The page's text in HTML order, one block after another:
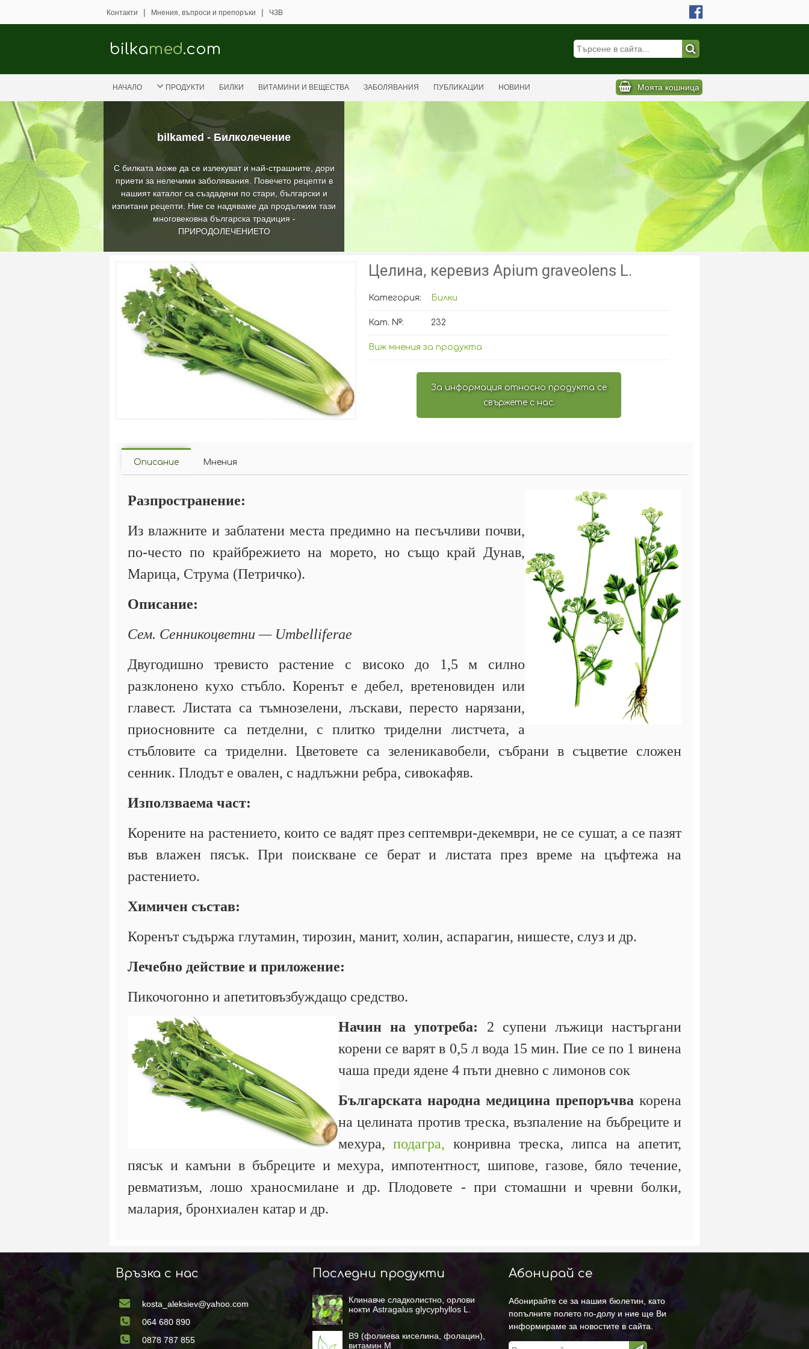
bilkamed - Билколечение
С билката може да се излекуват и най-страшните, дори
приети за нелечими заболявания. Повечето рецепти в
нашият каталог са създадени по стари, български и
изпитани рецепти. Ние се надяваме да продължим тази
многовековна българска традиция -
ПРИРОДОЛЕЧЕНИЕТО
Контакти | Мнения, въпроси и препоръки | ЧЗВ
bilkamed.com
НАЧАЛО ПРОДУКТИ БИЛКИ ВИТАМИНИ И ВЕЩЕСТВА ЗАБОЛЯВАНИЯ ПУБЛИКАЦИИ НОВИНИ Моята кошница
Целина, керевиз Apium graveolens L.
Категория: Билки
Кат. №: 232
Виж мнения за продукта
За информация относно продукта се
свържете с нас.
Описание Мнения
Разпространение:
Из влажните и заблатени места предимно на песъчливи почви,
по-често по крайбрежието на морето, но също край Дунав,
Марица, Струма (Петричко).
Описание:
Сем. Сенникоцветни — Umbelliferae
Двугодишно тревисто растение с високо до 1,5 м силно
разклонено кухо стъбло. Коренът е дебел, вретеновиден или
главест. Листата са тъмнозелени, лъскави, пересто нарязани,
приосновните са петделни, с плитко триделни листчета, а
стъбловите са триделни. Цветовете са зеленикавобели, събрани в съцветие сложен
сенник. Плодът е овален, с надлъжни ребра, сивокафяв.
Използваема част:
Корените на растението, които се вадят през септември-декември, не се сушат, а се пазят
във влажен пясък. При поискване се берат и листата през време на цъфтежа на
растението.
Химичен състав:
Коренът съдържа глутамин, тирозин, манит, холин, аспарагин, нишесте, слуз и др.
Лечебно действие и приложение:
Пикочогонно и апетитовъзбуждащо средство.
Начин на употреба: 2 супени лъжици настъргани
корени се варят в 0,5 л вода 15 мин. Пие се по 1 винена
чаша преди ядене 4 пъти дневно с лимонов сок
Българската народна медицина препоръчва корена
на целината против треска, възпаление на бъбреците и
мехура,подагра, конривна треска, липса на апетит,
пясък и камъни в бъбреците и мехура, импотентност, шипове, газове, бяло течение,
ревматизъм, лошо храносмилане и др. Плодовете - при стомашни и чревни болки,
малария, бронхиален катар и др.
Връзка с нас
kosta_aleksiev@yahoo.com
064 680 890
0878 787 855
Последни продукти
Клинавче сладколистно, орлови
нокти Astragalus glycyphyllos L.
B9 (фолиева киселина, фолацин),
витамин М
Абонирай се
Абонирайте се за нашия бюлетин, като
попълните полето по-долу и ние ще Ви
информираме за новостите в сайта.